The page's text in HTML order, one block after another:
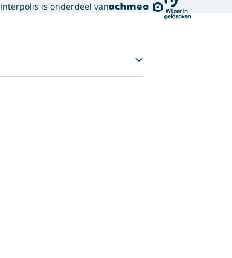
Interpolis is onderdeel van